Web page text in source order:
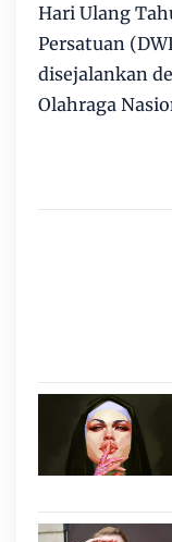
Hari Ulang
Persatuan
disejalankan
Olahraga